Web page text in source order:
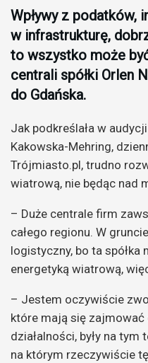
Wpływy z podatków,
w infrastrukturę,
to wszystko może
centrali spółki Orlen
do Gdańska.
Jak podkreślała w
Kakowska-Mehring,
Trójmiasto.pl, trudno
wiatrową, nie będąc nad
– Duże centrale firm
całego regionu. W
logistyczny, bo ta
energetyką wiatrową,
– Jestem oczywiście
które mają się
działalności, były na tym
na którym rzeczywiście